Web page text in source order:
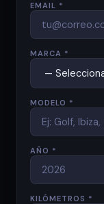
EMAIL *
MARCA *
MODELO *
AÑO *
KILÓMETROS *